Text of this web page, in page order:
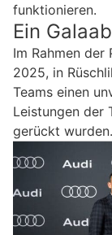
funktionieren.
Ein
Im Rahmen der
2025, in
Teams einen
Leistungen der
gerückt wurden.